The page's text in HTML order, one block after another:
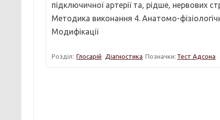
підключичної артерії та, рідше, нервових
Методика виконання 4. Анатомо-
Модифікації
Розділ: Глосарій Діагностика Позначки: Тест Адсона